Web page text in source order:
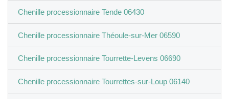
Chenille processionnaire Tende 06430
Chenille processionnaire Théoule-sur-Mer 06590
Chenille processionnaire Tourrette-Levens 06690
Chenille processionnaire Tourrettes-sur-Loup 06140